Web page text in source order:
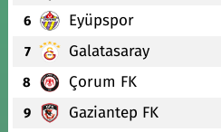
6 Eyüpspor
7 Galatasaray
8 Çorum FK
9 Gaziantep FK